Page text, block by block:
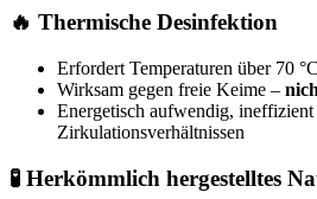
🔥 Thermische Desinfektion
Erfordert Temperaturen über 70 °C
Wirksam gegen freie Keime –
Energetisch aufwendig, ineffizient
Zirkulationsverhältnissen
🧪 Herkömmlich hergestelltes